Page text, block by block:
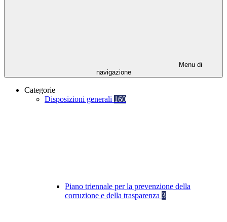
Menu di
navigazione
Categorie
Disposizioni generali 160
Piano triennale per la prevenzione della
corruzione e della trasparenza 3